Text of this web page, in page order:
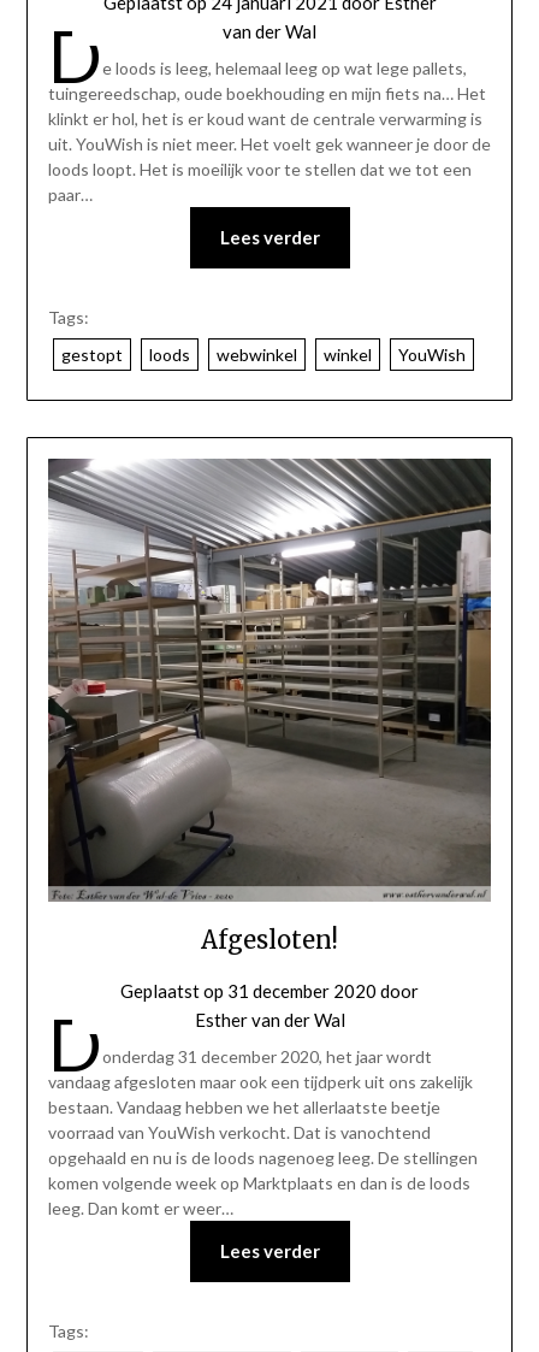
van der Wal
De loods is leeg, helemaal leeg op wat lege pallets,
tuingereedschap, oude boekhouding en mijn fiets na… Het
klinkt er hol, het is er koud want de centrale verwarming is
uit. YouWish is niet meer. Het voelt gek wanneer je door de
loods loopt. Het is moeilijk voor te stellen dat we tot een
paar…
Lees verder
Tags:
gestopt
loods webwinkel winkel YouWish
Afgesloten!
Geplaatst op 31 december 2020 door
Esther van der Wal
Donderdag 31 december 2020, het jaar wordt
vandaag afgesloten maar ook een tijdperk uit ons zakelijk
bestaan. Vandaag hebben we het allerlaatste beetje
voorraad van YouWish verkocht. Dat is vanochtend
opgehaald en nu is de loods nagenoeg leeg. De stellingen
komen volgende week op Marktplaats en dan is de loods
leeg. Dan komt er weer…
Lees verder
Tags: